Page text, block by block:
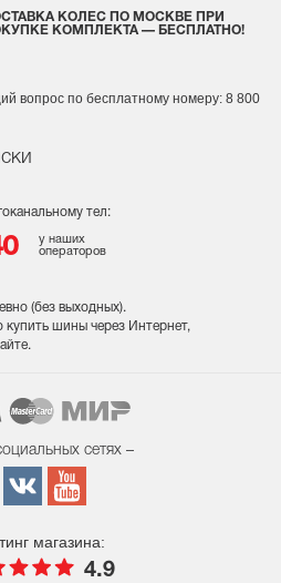
тел:
у наших
операторов
(без выходных).
купить шины через Интернет,
КОЛЕС ПО МОСКВЕ ПРИ
КОМПЛЕКТА — БЕСПЛАТНО!
вопрос по бесплатному номеру: 8 800
сетях –
магазина:
4.9